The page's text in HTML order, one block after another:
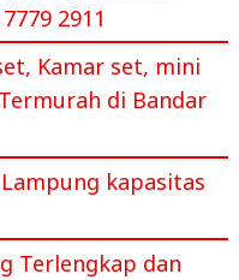
2911
Kamar set, mini
di Bandar
kapasitas
Terlengkap dan